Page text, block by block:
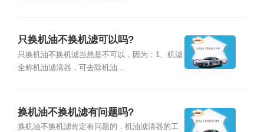
只换机油不换机滤可以吗?
只换机油不换机滤当然是不可以，因为：1、机滤
全称机油滤清器，可去除机油...
换机油不换机滤有问题吗?
换机油不换机滤肯定有问题的，机油滤清器的工